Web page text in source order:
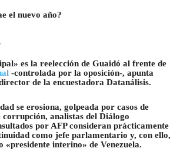
el nuevo año?
es la reelección de Guaidó al frente de
-controlada por la oposición-, apunta
de la encuestadora Datanálisis.
se erosiona, golpeada por casos de
corrupción, analistas del Diálogo
por AFP consideran prácticamente
como jefe parlamentario y, con ello,
«presidente interino» de Venezuela.